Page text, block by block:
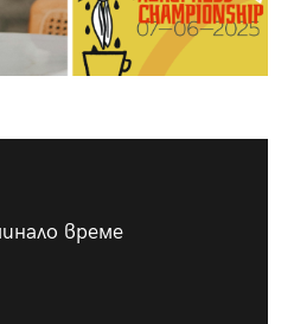
време